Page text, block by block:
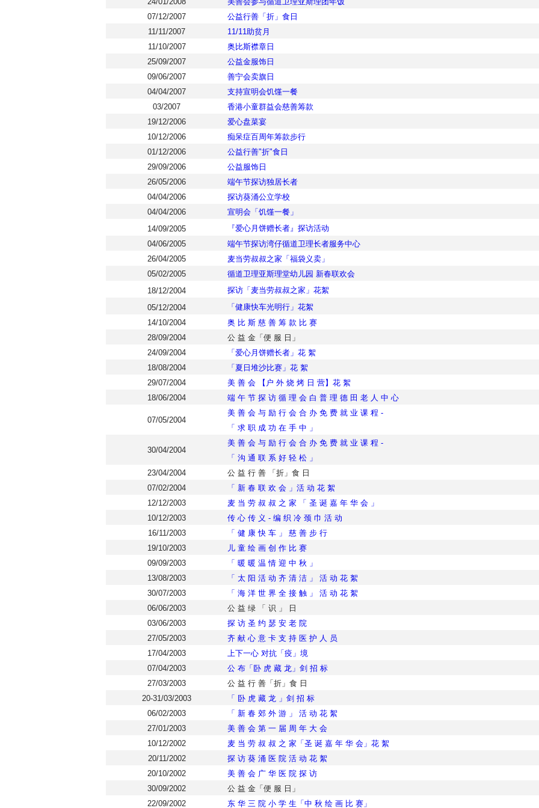
07/12/2007
公益行善「折」食日
11/11/2007
11/11助贫月
11/10/2007
奥比斯襟章日
25/09/2007
公益金服饰日
09/06/2007
善宁会卖旗日
04/04/2007
支持宣明会饥馑一餐
03/2007
香港小童群益会慈善筹款
19/12/2006
爱心盘菜宴
10/12/2006
痴呆症百周年筹款步行
01/12/2006
公益行善"折"食日
29/09/2006
公益服饰日
26/05/2006
端午节探访独居长者
04/04/2006
探访葵涌公立学校
04/04/2006
宣明会「饥馑一餐」
14/09/2005
『爱心月饼赠长者』探访活动
04/06/2005
端午节探访湾仔循道卫理长者服务中心
26/04/2005
麦当劳叔叔之家「福袋义卖」
05/02/2005
循道卫理亚斯理堂幼儿园 新春联欢会
18/12/2004
探访「麦当劳叔叔之家」花絮
05/12/2004
「健康快车光明行」花絮
14/10/2004
奥 比 斯 慈 善 筹 款 比 赛
28/09/2004
公 益 金「便 服 日」
24/09/2004
「爱心月饼赠长者」花 絮
18/08/2004
「夏日堆沙比赛」花 絮
29/07/2004
美 善 会 【户 外 烧 烤 日 营】花 絮
18/06/2004
端 午 节 探 访 循 理 会 白 普 理 德 田 老 人 中 心
07/05/2004
美 善 会 与 励 行 会 合 办 免 费 就 业 课 程 -
「 求 职 成 功 在 手 中 」
30/04/2004
美 善 会 与 励 行 会 合 办 免 费 就 业 课 程 -
「 沟 通 联 系 好 轻 松 」
23/04/2004
公 益 行 善 「折」食 日
07/02/2004
「 新 春 联 欢 会 」活 动 花 絮
12/12/2003
麦 当 劳 叔 叔 之 家 「 圣 诞 嘉 年 华 会 」
10/12/2003
传 心 传 义 - 编 织 冷 颈 巾 活 动
16/11/2003
「 健 康 快 车 」 慈 善 步 行
19/10/2003
儿 童 绘 画 创 作 比 赛
09/09/2003
「 暖 暖 温 情 迎 中 秋 」
13/08/2003
「 太 阳 活 动 齐 清 洁 」 活 动 花 絮
30/07/2003
「 海 洋 世 界 全 接 触 」 活 动 花 絮
06/06/2003
公 益 绿 「 识 」 日
03/06/2003
探 访 圣 约 瑟 安 老 院
27/05/2003
齐 献 心 意 卡 支 持 医 护 人 员
17/04/2003
上下一心 对抗「疫」境
07/04/2003
公 布「卧 虎 藏 龙」剑 招 标
27/03/2003
公 益 行 善「折」食 日
20-31/03/2003
「 卧 虎 藏 龙 」剑 招 标
06/02/2003
「 新 春 郊 外 游 」 活 动 花 絮
27/01/2003
美 善 会 第 一 届 周 年 大 会
10/12/2002
麦 当 劳 叔 叔 之 家「圣 诞 嘉 年 华 会」花 絮
20/11/2002
探 访 葵 涌 医 院 活 动 花 絮
20/10/2002
美 善 会 广 华 医 院 探 访
30/09/2002
公 益 金「便 服 日」
22/09/2002
东 华 三 院 小 学 生「中 秋 绘 画 比 赛」